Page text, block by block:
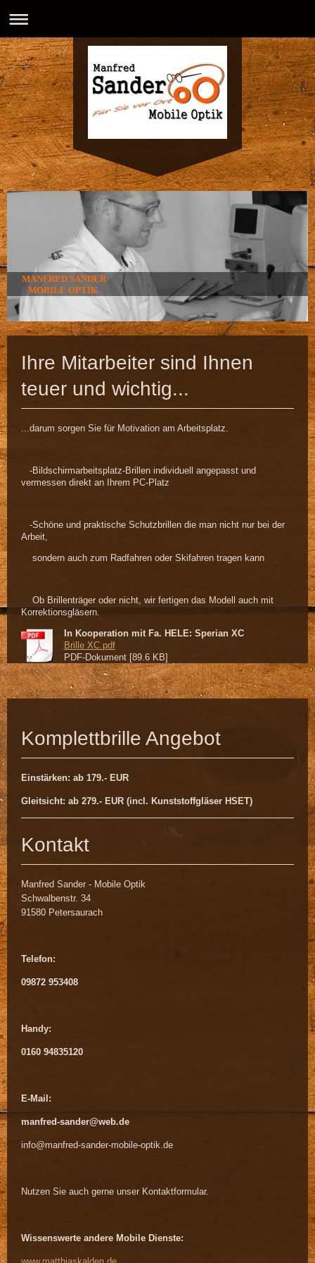
MANFRED SANDER
MOBILE OPTIK
Ihre Mitarbeiter sind Ihnen
teuer und wichtig...
...darum sorgen Sie für Motivation am Arbeitsplatz.
-Bildschirmarbeitsplatz-Brillen individuell angepasst und
vermessen direkt an Ihrem PC-Platz
-Schöne und praktische Schutzbrillen die man nicht nur bei der
Arbeit,
sondern auch zum Radfahren oder Skifahren tragen kann
Ob Brillenträger oder nicht, wir fertigen das Modell auch mit
Korrektionsgläsern.
In Kooperation mit Fa. HELE: Sperian XC
Brille XC.pdf
PDF-Dokument [89.6 KB]
Komplettbrille Angebot
Einstärken: ab 179.- EUR
Gleitsicht: ab 279.- EUR (incl. Kunststoffgläser HSET)
Kontakt
Manfred Sander - Mobile Optik
Schwalbenstr. 34
91580 Petersaurach
Telefon:
09872 953408
Handy:
0160 94835120
E-Mail:
manfred-sander@web.de
info@manfred-sander-mobile-optik.de
Nutzen Sie auch gerne unser Kontaktformular.
Wissenswerte andere Mobile Dienste: